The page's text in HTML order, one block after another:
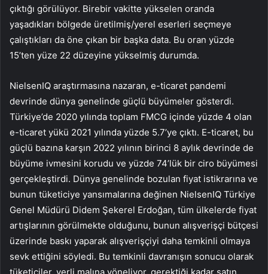
çıktığı görülüyor. Birebir vakitte yükselen oranda
yaşadıkları bölgede üretilmiş/yerel eserleri seçmeye
çalıştıkları da öne çıkan bir başka data. Bu oran yüzde
15’ten yüze 22 düzeyine yükselmiş durumda.
NielsenIQ araştırmasına nazaran, e-ticaret pandemi
devrinde dünya genelinde güçlü büyümeler gösterdi.
Türkiye’de 2020 yılında toplam FMCG içinde yüzde 4 olan
e-ticaret yükü 2021 yılında yüzde 5.7’ye çıktı. E-ticaret, bu
güçlü bazına karşın 2022 yılının birinci 8 aylık devrinde de
büyüme ivmesini korudu ve yüzde 74’lük bir ciro büyümesi
gerçekleştirdi. Dünya genelinde bozulan fiyat istikrarına ve
bunun tüketiciye yansımalarına değinen NielsenIQ Türkiye
Genel Müdürü Didem Şekerel Erdoğan, tüm ülkelerde fiyat
artışlarının görülmekte olduğunu, bunun alışverişçi bütçesi
üzerinde baskı yaparak alışverişçiyi daha temkinli olmaya
sevk ettiğini söyledi. Bu temkinli davranışın sonucu olarak